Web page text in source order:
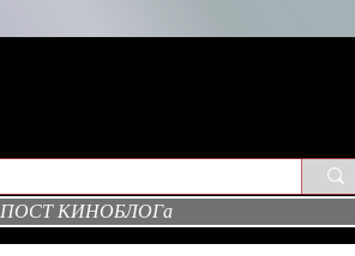
ПОСТ КИНОБЛОГа